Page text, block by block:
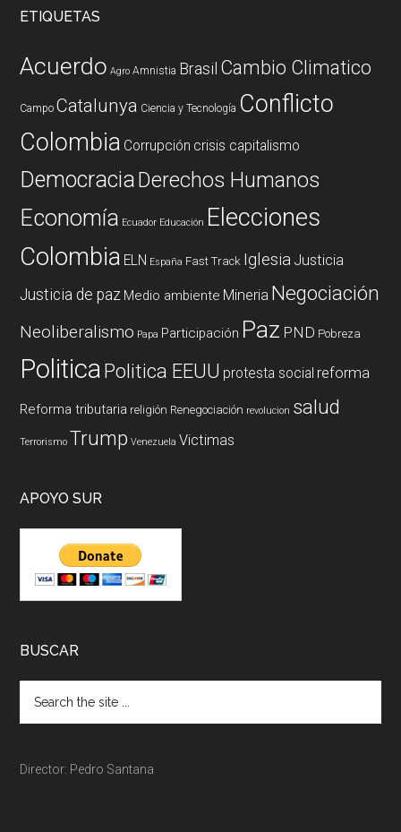
ETIQUETAS
Acuerdo Agro Amnistia Brasil Cambio Climatico
Campo Catalunya Ciencia y Tecnología Conflicto
Colombia Corrupción crisis capitalismo
DemocraciaDerechos Humanos
Economía Ecuador Educación Elecciones
Colombia ELN España Fast Track Iglesia Justicia
Justicia de paz Medio ambiente Mineria Negociación
Neoliberalismo Papa Participación Paz PND Pobreza
PoliticaPolitica EEUU protesta social reforma
Reforma tributaria religión Renegociación revolucion salud
Terrorismo Trump Venezuela Victimas
APOYO SUR
BUSCAR
Director: Pedro Santana